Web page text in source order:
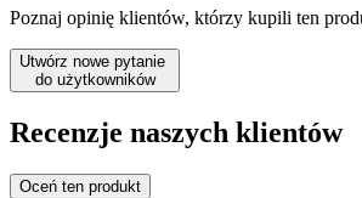
Poznaj opinię klientów, którzy kupili ten
Utwórz nowe pytanie
do użytkowników
Recenzje naszych klientów
Oceń ten produkt